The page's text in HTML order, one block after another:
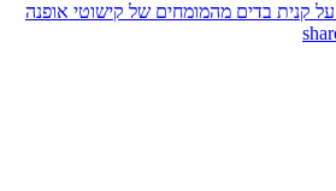
קנית בדים מהמומחים של קישוטי אופנה